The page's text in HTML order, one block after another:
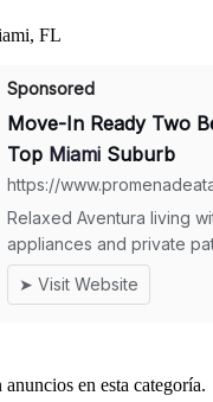
FL
en esta categoría.